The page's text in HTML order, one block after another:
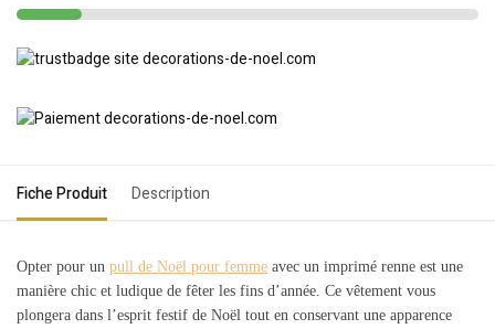
Fiche Produit Description
Opter pour un pull de Noël pour femme avec un imprimé renne est une
manière chic et ludique de fêter les fins d’année. Ce vêtement vous
plongera dans l’esprit festif de Noël tout en conservant une apparence